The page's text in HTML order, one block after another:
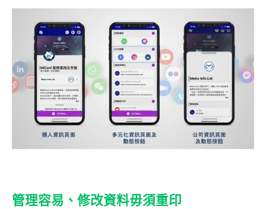
管理容易、修改資料毋須重印